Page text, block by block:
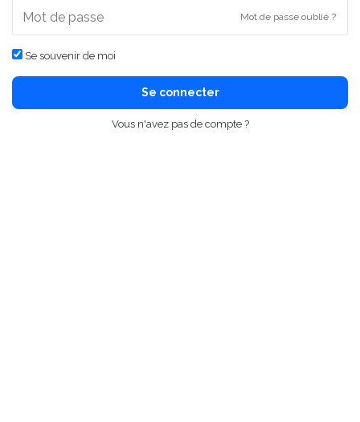
Mot de passe oublié ?
Se souvenir de moi
Se connecter
Vous n'avez pas de compte ?